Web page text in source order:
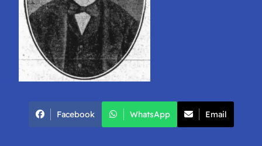
Facebook WhatsApp Email